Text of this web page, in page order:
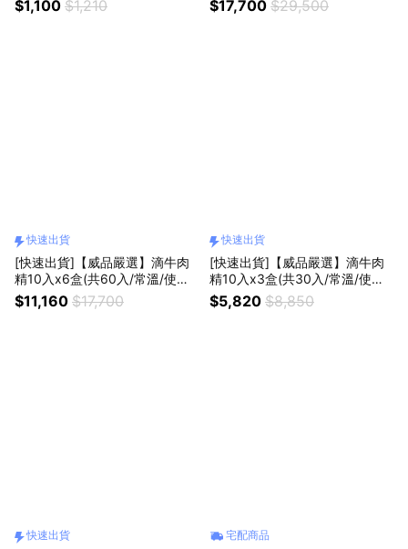
$1,100 $1,210 $17,700 $29,500
快速出貨
[快速出貨]【威品嚴選】滴牛肉
精10入x6盒(共60入/常溫/使用
台灣溫體牛)
$11,160 $17,700
快速出貨
[快速出貨]【威品嚴選】滴牛肉
精10入x3盒(共30入/常溫/使用
台灣溫體牛)
$5,820 $8,850
快速出貨 宅配商品